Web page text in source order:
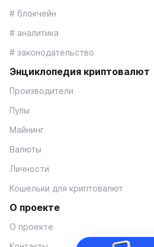
# блокчейн
# аналитика
# законодательство
Энциклопедия криптовалют
Производители
Пулы
Майнинг
Валюты
Личности
Кошельки для криптовалют
О проекте
О проекте